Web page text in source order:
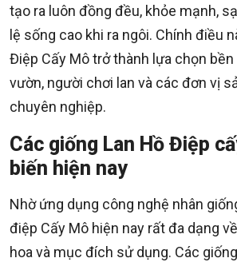
tạo ra luôn đồng đều, khỏe mạnh,
lệ sống cao khi ra ngôi. Chính điều
Điệp Cấy Mô trở thành lựa chọn
vườn, người chơi lan và các đơn vị
chuyên nghiệp.
Các giống Lan Hồ Điệp
biến hiện nay
Nhờ ứng dụng công nghệ nhân
điệp Cấy Mô hiện nay rất đa dạng
hoa và mục đích sử dụng. Các